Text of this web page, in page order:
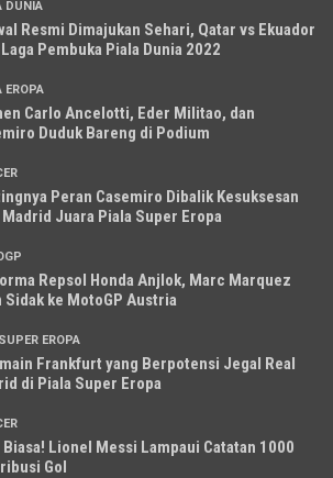
DUNIA
Resmi Dimajukan Sehari, Qatar vs Ekuador
Pembuka Piala Dunia 2022
EROPA
Carlo Ancelotti, Eder Militao, dan
Duduk Bareng di Podium
Peran Casemiro Dibalik Kesuksesan
Madrid Juara Piala Super Eropa
Repsol Honda Anjlok, Marc Marquez
Sidak ke MotoGP Austria
EROPA
Frankfurt yang Berpotensi Jegal Real
di Piala Super Eropa
Biasa! Lionel Messi Lampaui Catatan 1000
Gol